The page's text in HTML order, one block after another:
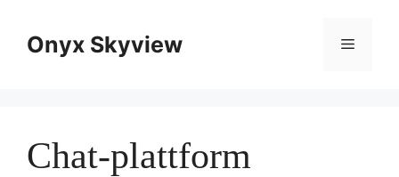
contentOnyx Skyview Menu
Chat-plattform